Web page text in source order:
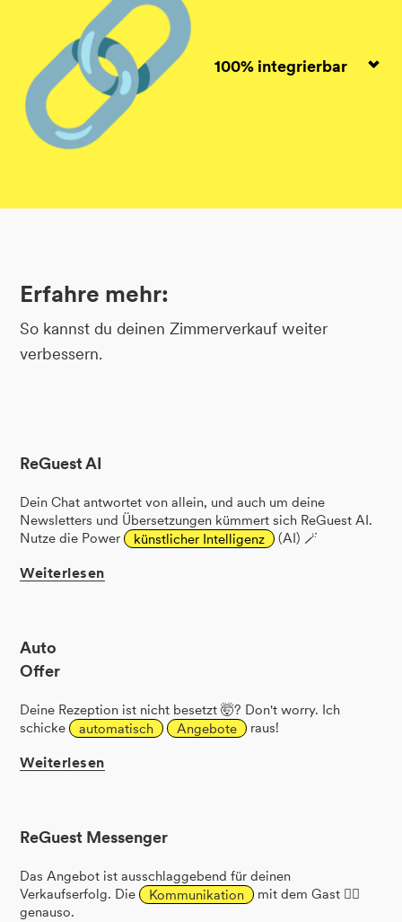
100% integrierbar
Erfahre mehr:
So kannst du deinen Zimmerverkauf weiter
verbessern.
ReGuest AI
Dein Chat antwortet von allein, und auch um deine
Newsletters und Übersetzungen kümmert sich ReGuest AI.
Nutze die Power
künstlicher Intelligenz (AI) 🪄
Weiterlesen
Auto
Offer
Deine Rezeption ist nicht besetzt 🤯? Don't worry. Ich
schicke
automatisch Angebote raus!
Weiterlesen
ReGuest Messenger
Das Angebot ist ausschlaggebend für deinen
Verkaufserfolg. Die
Kommunikation
mit dem Gast 🙋‍♂️
genauso.